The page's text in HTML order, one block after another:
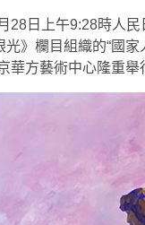
28日上午9:28時人
》欄目組織的“國
華方藝術中心隆重